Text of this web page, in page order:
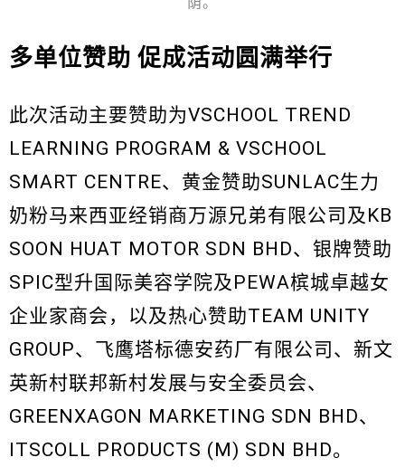
多单位赞助 促成活动圆满举行
此次活动主要赞助为VSCHOOL TREND
LEARNING PROGRAM & VSCHOOL
SMART CENTRE、黄金赞助SUNLAC生力
奶粉马来西亚经销商万源兄弟有限公司及KB
SOON HUAT MOTOR SDN BHD、银牌赞助
SPIC型升国际美容学院及PEWA槟城卓越女
企业家商会，以及热心赞助TEAM UNITY
GROUP、飞鹰塔标德安药厂有限公司、新文
英新村联邦新村发展与安全委员会、
GREENXAGON MARKETING SDN BHD、
ITSCOLL PRODUCTS (M) SDN BHD。